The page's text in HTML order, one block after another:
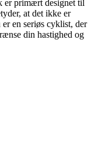
er primært designet til
at det ikke er
en seriøs cyklist, der
din hastighed og